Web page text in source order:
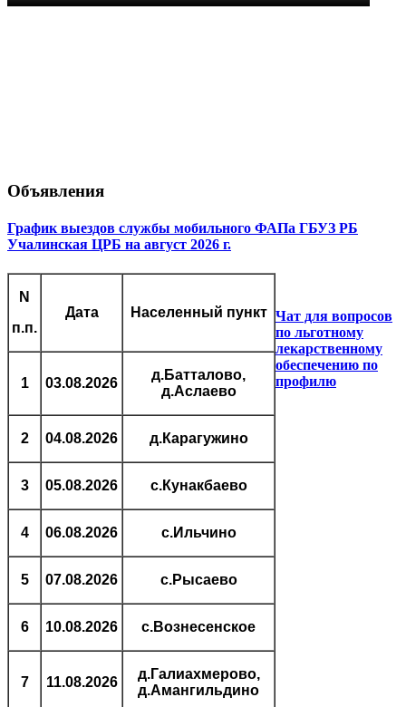
Объявления
График выездов службы мобильного ФАПа ГБУЗ РБ
Учалинская ЦРБ на август 2026 г.
N
п.п.
Дата Населенный пункт
1 03.08.2026
д.Батталово,
д.Аслаево
2 04.08.2026 д.Карагужино
3 05.08.2026 с.Кунакбаево
4 06.08.2026 с.Ильчино
5 07.08.2026 с.Рысаево
6 10.08.2026 с.Вознесенское
7 11.08.2026
д.Галиахмерово,
д.Амангильдино
Чат для вопросов
по льготному
лекарственному
обеспечению по
профилю